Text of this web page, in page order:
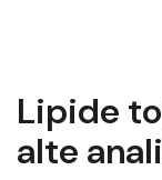
Lipide
alte